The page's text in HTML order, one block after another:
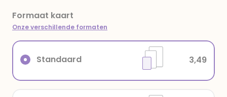
Formaat kaart
Onze verschillende formaten
Standaard 3,49